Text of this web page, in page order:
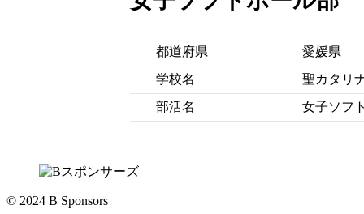
都道府県
愛媛県
学校名
聖カタリ
部活名
女子ソフ
© 2024 B Sponsors